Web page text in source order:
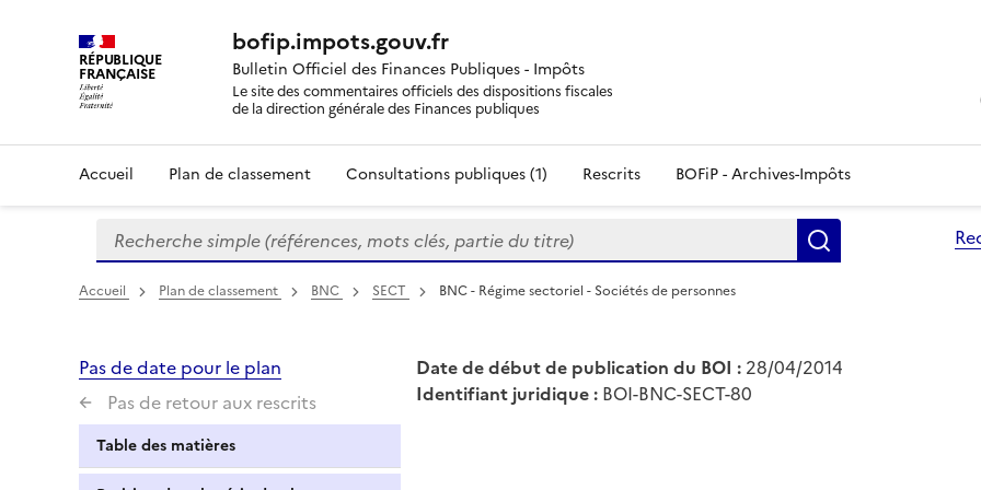
RÉPUBLIQUE
FRANÇAISE
bofip.impots.gouv.fr
Bulletin Officiel des Finances Publiques - Impôts
Le site des commentaires officiels des dispositions fiscales
de la direction générale des Finances publiques
Accueil Plan de classement Consultations publiques (1) Rescrits BOFiP - Archives-Impôts
Formulaire
de
recherche
Recherche simple (références, mots clés, partie du titre)
Accueil Plan de classement BNC SECT BNC - Régime sectoriel - Sociétés de personnes
Pas de date pour le plan
Pas de retour aux rescrits
Table des matières
Date de début de publication du BOI : 28/04/2014
Identifiant juridique : BOI-BNC-SECT-80